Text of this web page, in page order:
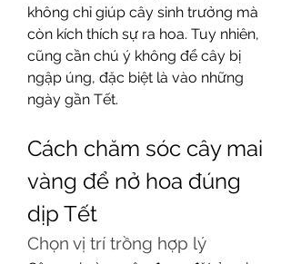
không chỉ giúp cây sinh trưởng mà
còn kích thích sự ra hoa. Tuy nhiên,
cũng cần chú ý không để cây bị
ngập úng, đặc biệt là vào những
ngày gần Tết.
Cách chăm sóc cây mai
vàng để nở hoa đúng
dịp Tết
Chọn vị trí trồng hợp lý